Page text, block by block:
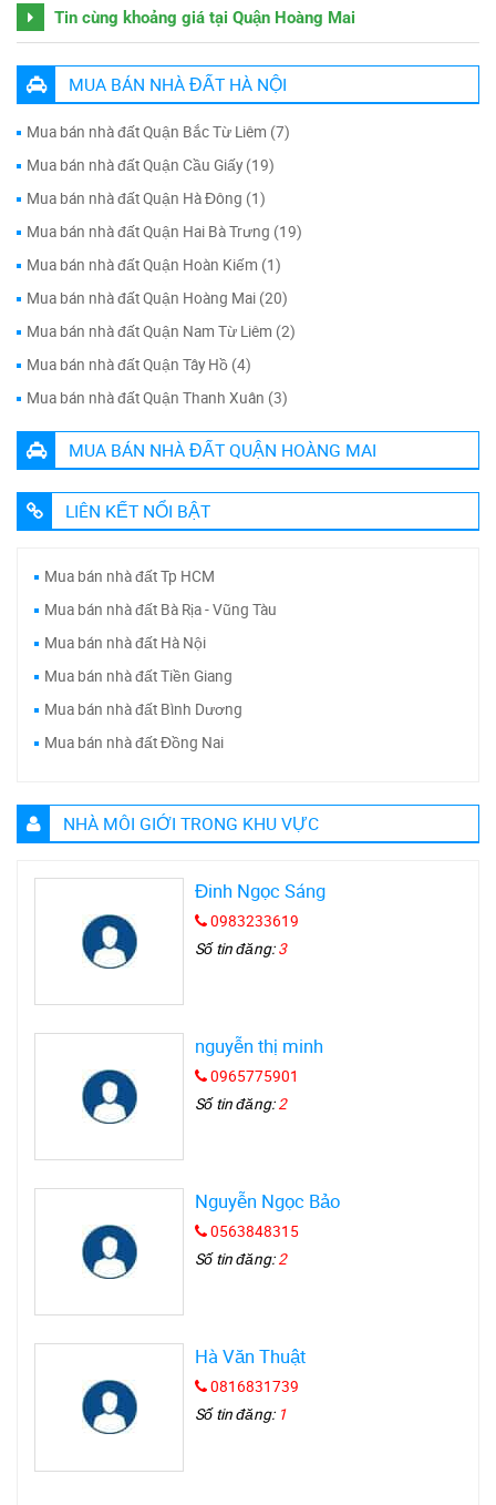
Tin cùng khoảng giá tại Quận Hoàng Mai
MUA BÁN NHÀ ĐẤT HÀ NỘI
Mua bán nhà đất Quận Bắc Từ Liêm (7)
Mua bán nhà đất Quận Cầu Giấy (19)
Mua bán nhà đất Quận Hà Đông (1)
Mua bán nhà đất Quận Hai Bà Trưng (19)
Mua bán nhà đất Quận Hoàn Kiếm (1)
Mua bán nhà đất Quận Hoàng Mai (20)
Mua bán nhà đất Quận Nam Từ Liêm (2)
Mua bán nhà đất Quận Tây Hồ (4)
Mua bán nhà đất Quận Thanh Xuân (3)
MUA BÁN NHÀ ĐẤT QUẬN HOÀNG MAI
LIÊN KẾT NỔI BẬT
Mua bán nhà đất Tp HCM
Mua bán nhà đất Bà Rịa - Vũng Tàu
Mua bán nhà đất Hà Nội
Mua bán nhà đất Tiền Giang
Mua bán nhà đất Bình Dương
Mua bán nhà đất Đồng Nai
NHÀ MÔI GIỚI TRONG KHU VỰC
Đinh Ngọc Sáng
0983233619
Số tin đăng:3
nguyễn thị minh
0965775901
Số tin đăng:2
Nguyễn Ngọc Bảo
0563848315
Số tin đăng:2
Hà Văn Thuật
0816831739
Số tin đăng: 1